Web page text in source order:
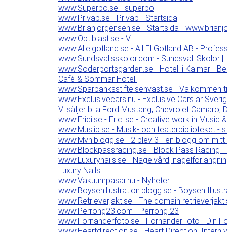
www.Superbo.se - superbo
www.Privab.se - Privab - Startsida
www.Brianjorgensen.se - Startsida -
www.Optiblast.se - V
www.Allelgotland.se - All El Gotland AB -
www.Sundsvallsskolor.com - Sundsvall Skolor
www.Soderportsgarden.se - Hotell i Kalmar -
Café & Sommar Hotell
www.Sparbanksstiftelsenvast.se - Välkommen
www.Exclusivecars.nu - Exclusive Cars är
Vi säljer bl a Ford Mustang, Chevrolet
www.Erici.se - Erici.se - Creative work in Music
www.Muslib.se - Musik- och teaterbiblioteket -
www.Mvn.blogg.se - 2 blev 3 - en blogg om mitt
www.Blockpassracing.se - Block Pass Racing -
www.Luxurynails.se - Nagelvård,
Luxury Nails
www.Vakuumpasar.nu - Nyheter
www.Boysenillustration.blogg.se - Boysen
www.Retrieverjakt.se - The domain
www.Perrong23.com - Perrong 23
www.Fornanderfoto.se - FornanderFoto - Din